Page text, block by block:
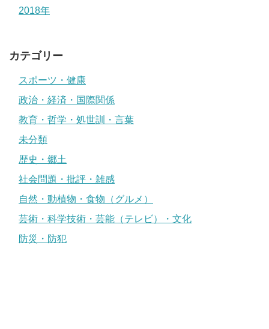
2018年
カテゴリー
スポーツ・健康
政治・経済・国際関係
教育・哲学・処世訓・言葉
未分類
歴史・郷土
社会問題・批評・雑感
自然・動植物・食物（グルメ）
芸術・科学技術・芸能（テレビ）・文化
防災・防犯